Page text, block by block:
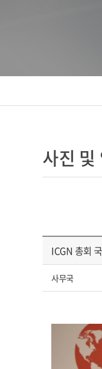
사진 및
ICGN 총회
사무국